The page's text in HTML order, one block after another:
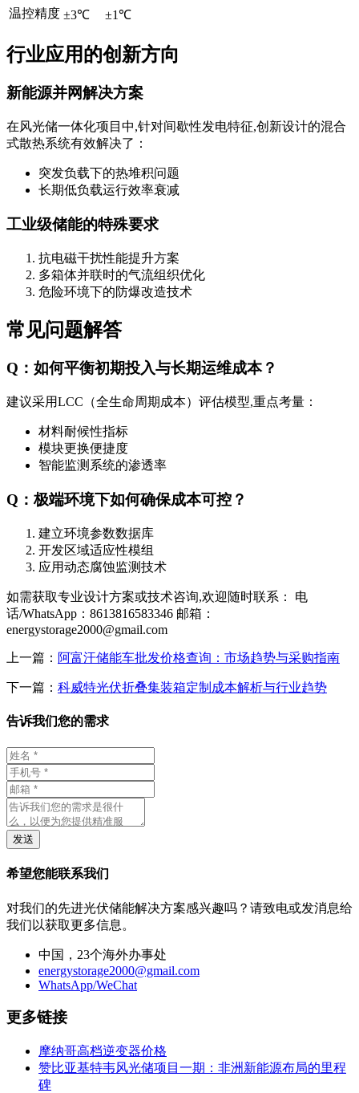
温控精度 ±3℃ ±1℃
行业应用的创新方向
新能源并网解决方案
在风光储一体化项目中,针对间歇性发电特征,创新设计的混合
式散热系统有效解决了：
突发负载下的热堆积问题
长期低负载运行效率衰减
工业级储能的特殊要求
抗电磁干扰性能提升方案
多箱体并联时的气流组织优化
危险环境下的防爆改造技术
常见问题解答
Q：如何平衡初期投入与长期运维成本？
建议采用LCC（全生命周期成本）评估模型,重点考量：
材料耐候性指标
模块更换便捷度
智能监测系统的渗透率
Q：极端环境下如何确保成本可控？
建立环境参数数据库
开发区域适应性模组
应用动态腐蚀监测技术
如需获取专业设计方案或技术咨询,欢迎随时联系： 电
话/WhatsApp：8613816583346 邮箱：
energystorage2000@gmail.com
上一篇： 阿富汗储能车批发价格查询：市场趋势与采购指南
下一篇： 科威特光伏折叠集装箱定制成本解析与行业趋势
告诉我们您的需求
发送
希望您能联系我们
对我们的先进光伏储能解决方案感兴趣吗？请致电或发消息给
我们以获取更多信息。
中国，23个海外办事处
energystorage2000@gmail.com
WhatsApp/WeChat
更多链接
摩纳哥高档逆变器价格
赞比亚基特韦风光储项目一期：非洲新能源布局的里程
碑